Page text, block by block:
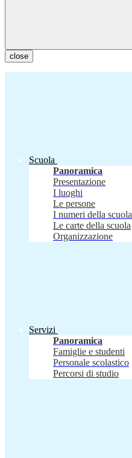
close
Scuola
Panoramica
Presentazione
I luoghi
Le persone
I numeri della scuola
Le carte della scuola
Organizzazione
Servizi
Panoramica
Famiglie e studenti
Personale scolastico
Percorsi di studio